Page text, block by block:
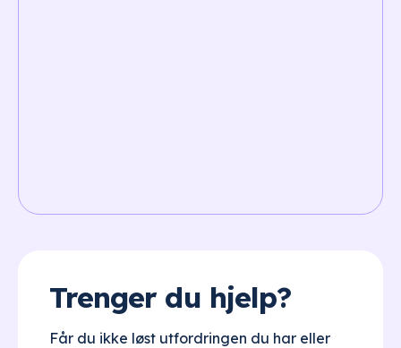
Trenger du hjelp?
Får du ikke løst utfordringen du har eller